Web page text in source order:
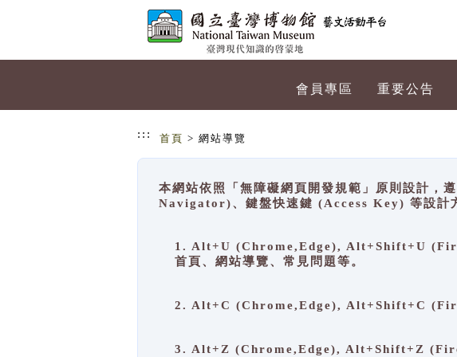
會員專區 重要公告
::: 首頁 > 網站導覽
本網站依照「無障礙網頁開發規範」原則設計，
Navigator)、鍵盤快速鍵 (Access Key) 等設計
1. Alt+U (Chrome,Edge), Alt+Shift+U
首頁、網站導覽、常見問題等。
2. Alt+C (Chrome,Edge), Alt+Shift+C
3. Alt+Z (Chrome,Edge), Alt+Shift+Z